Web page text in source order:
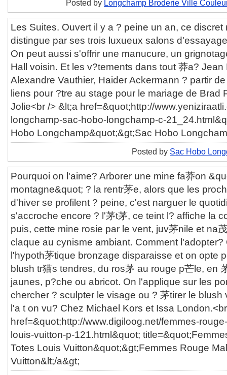
Posted by Longchamp Broderie Ville
Les Suites. Ouvert il y a ? peine un an, ce discret
distingue par ses trois luxueux salons
On peut aussi s'offrir une manucure, un
Hall voisin. Et les v?tements dans tout 莽a? Jean
Alexandre Vauthier, Haider Ackermann ? partir
liens pour ?tre au stage pour le mariage de Brad
Jolie<br /> &lt;a href=&quot;http://
longchamp-sac-hobo-longchamp-c-
Hobo Longchamp&quot;&gt;Sac Hobo
Posted by Sac Hobo
Pourquoi on l'aime? Arborer une mine fa莽on
montagne&quot; ? la rentr茅e, alors que les
d'hiver se profilent ? peine, c'est narguer le
s'accroche encore ? l'茅t茅, ce teint l? affiche la
puis, cette mine rosie par le vent, juv茅nile et na
claque au cynisme ambiant. Comment l'adopter?
l'hypoth茅tique bronzage disparaisse et on opte
blush tr猫s tendres, du ros茅 au rouge p芒le, en
jaunes, p?che ou abricot. On l'applique sur les
chercher ? sculpter le visage ou ? 茅tirer le blush
l'a t on vu? Chez Michael Kors et Issa
href=&quot;http://www.digiloog.net/femmes-
louis-vuitton-p-121.html&quot;
Totes Louis Vuitton&quot;&gt;Femmes Rouge
Vuitton&lt;/a&gt;